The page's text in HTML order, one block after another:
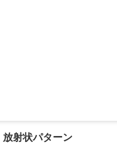
放射状パターン